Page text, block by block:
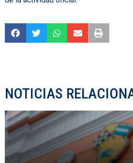
NOTICIAS